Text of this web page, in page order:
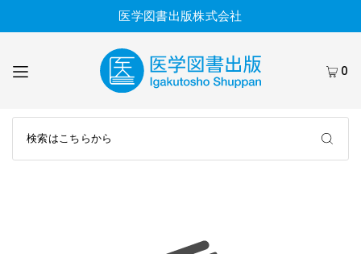
医学図書出版株式会社
0